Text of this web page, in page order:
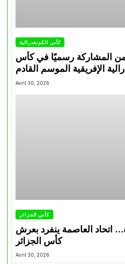
كأس الكونفدرالية
المشاركة رسميًا في كأس
Avril 30, 2026
كأس الجزائر
اتحاد العاصمة ينفرد بعرش
كأس الجزائر
Avril 30, 2026